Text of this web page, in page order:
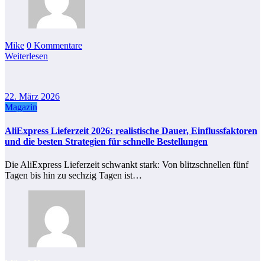
Mike 0 Kommentare
Weiterlesen
22. März 2026
Magazin
AliExpress Lieferzeit 2026: realistische Dauer, Einflussfaktoren
und die besten Strategien für schnelle Bestellungen
Die AliExpress Lieferzeit schwankt stark: Von blitzschnellen fünf
Tagen bis hin zu sechzig Tagen ist…